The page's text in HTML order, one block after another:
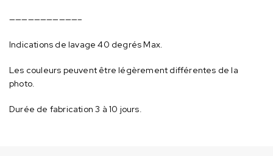
———————————–
Indications de lavage 40 degrés Max.
Les couleurs peuvent être légèrement différentes de la
photo.
Durée de fabrication 3 à 10 jours.